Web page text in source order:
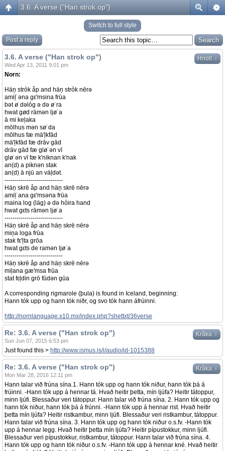
3.6. A verse ("Han strok op")
Switch to full style
Post a reply
Hnolt ↓
3.6. A verse ("Han strok op")
Wed Apr 13, 2011 9:01 pm
Norn:
Häņ strỏk åp and häņ strỏk nērə
amiļ˙əna gε'msina frūa
bət ø˙dəlỏg ə də ø˙ra
hwat gød rāmən ljø˙a
ā mi keļaka
mōlhus mən sø˙da
mōlhus fæ mä'ļkfād
mä'ļkfād fæ drāv gād
drāv gād fæ glø˙ən vī
glø˙ən vī fæ k'niknan k'nak
an(d) a piknən stak
an(d) ā njū an väļdət.
-----------------------------
Häņ skrē åp and häņ skrē nērə
amiļ˙ana gε'msəna frūa
maina log (läg) ə də hỏira hand
hwat gεts rāmən ljø˙a
-----------------------------
Häņ skrē åp and häņ skrē nērə
miņa loga frūa
stak fε'ļta grōa
hwat gεts de ramən ljø˙a
-----------------------------
Häņ skrē åp and häņ skrē nērə
miļana gæ'msa frūa
stat fεļdin grō fūdən gūa
A corresponding rigmarole (þula) is found in Iceland, beginning:
Hann tók upp og hann tók niðr, og svo tók hann áfrúinni.
http://nornlanguage.x10.mx/index.php?shettxt/36verse
Kråka ↓
Re: 3.6. A verse ("Han strok op")
Sun Jun 07, 2015 6:53 pm
Just found this > http://www.ismus.is/i/audio/id-1015388
Kråka ↓
Re: 3.6. A verse ("Han strok op")
Mon Mar 28, 2016 12:11 pm
Hann talar við frúna sína.1. Hann tók upp og hann tók niður, hann tók þá á
frúinni. -Hann tók upp á hennar tá. Hvað heitir þetta, mín ljúfa? Heitir tátoppur,
minn ljúfi. Blessaður veri tátoppur. Hann talar við frúna sína. 2. Hann tók upp og
hann tók niður, hann tók þá á frúnni. -Hann tók upp á hennar rist. Hvað heitir
þetta mín ljúfa? Heitir ristkambur, minn ljúfi. Blessaður veri ristkambur, tátoppur.
Hann talar við frúna sína. 3. Hann tók upp og hann tók niður o.s.fv. -Hann tók
upp á hennar legg. Hvað heitir þetta mín ljúfa? Heitir pípustokkur, minn ljúfi.
Blessaður veri pípustokkur, ristkambur, tátoppur. Hann talar við frúna sína. 4.
Hann tók upp og hann tók niður o.s.fv. -Hann tók upp á hennar kné. Hvað heitir